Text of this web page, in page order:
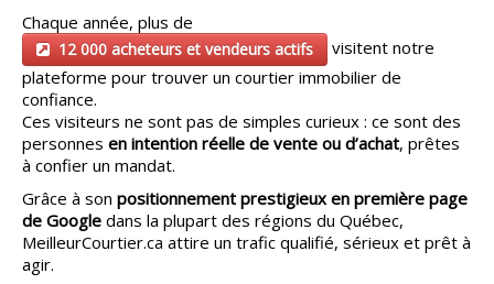
Chaque année, plus de
12 000 acheteurs et vendeurs actifs
visitent notre
plateforme pour trouver un courtier immobilier de
confiance.
Ces visiteurs ne sont pas de simples curieux : ce sont des
personnes en intention réelle de vente ou d’achat, prêtes
à confier un mandat.
Grâce à son positionnement prestigieux en première page
de Google dans la plupart des régions du Québec,
MeilleurCourtier.ca attire un trafic qualifié, sérieux et prêt à
agir.